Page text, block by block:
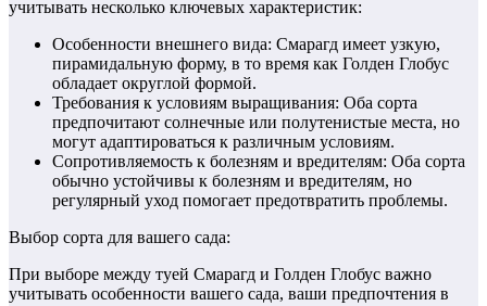
учитывать несколько ключевых характеристик:
Особенности внешнего вида: Смарагд имеет узкую,
пирамидальную форму, в то время как Голден Глобус
обладает округлой формой.
Требования к условиям выращивания: Оба сорта
предпочитают солнечные или полутенистые места, но
могут адаптироваться к различным условиям.
Сопротивляемость к болезням и вредителям: Оба сорта
обычно устойчивы к болезням и вредителям, но
регулярный уход помогает предотвратить проблемы.
Выбор сорта для вашего сада:
При выборе между туей Смарагд и Голден Глобус важно
учитывать особенности вашего сада, ваши предпочтения в